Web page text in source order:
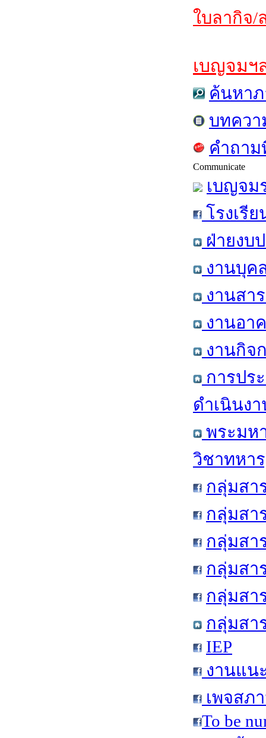
ใบลากิจ/
เบญจมฯ
ค้นหาภ
บทควา
คำถา
Communicate
เบญจม
โรงเรี
ฝ่ายงบ
งานบุค
งานสา
งานอา
งานกิจ
การปร
ดำเนินง
พระมห
วิชาทหา
กลุ่มสา
กลุ่มสา
กลุ่มสา
กลุ่มสา
กลุ่มสา
กลุ่มสา
IEP
งานแน
เพจสภ
To be